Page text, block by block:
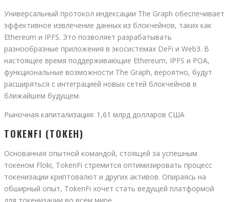
Универсальный протокол индексации The Graph обеспечивает
эффективное извлечение данных из блокчейнов, таких как
Ethereum и IPFS. Это позволяет разрабатывать
разнообразные приложения в экосистемах DeFi и Web3. В
настоящее время поддерживающие Ethereum, IPFS и POA,
функциональные возможности The Graph, вероятно, будут
расширяться с интеграцией новых сетей блокчейнов в
ближайшем будущем.
Рыночная капитализация: 1,61 млрд долларов США
TOKENFI (ТОКЕН)
Основанная опытной командой, стоящей за успешным
токеном Floki, TokenFi стремится оптимизировать процесс
токенизации криптовалют и других активов. Опираясь на
обширный опыт, TokenFi хочет стать ведущей платформой